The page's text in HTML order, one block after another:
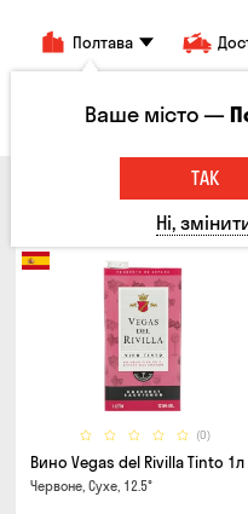
Полтава
Пиво Сидр
(0)
Вино Vegas del Rivilla Tinto 1л
Червоне, Сухе, 12.5°
Ваше місто —
ТАК
Ні,